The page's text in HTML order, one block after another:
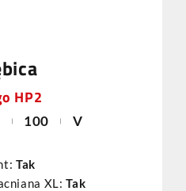
HP2
100 V
Tak
XL:Tak